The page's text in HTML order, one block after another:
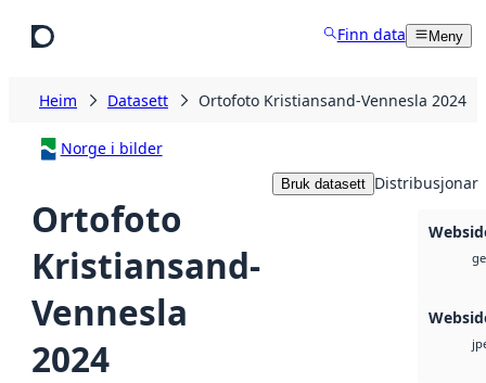
Finn data Meny
Heim Datasett Ortofoto Kristiansand-Vennesla 2024
Norge i bilder
Ortofoto
Kristiansand-
Vennesla
2024
Bruk datasett Distribusjonar